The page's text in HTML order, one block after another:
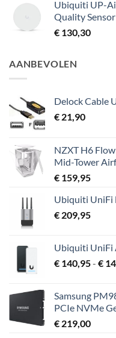
Ubiquiti UP-
Quality Sensor
€ 130,30
AANBEVOLEN
Delock Cable
€ 21,90
NZXT H6
Mid-Tower
€ 159,95
Ubiquiti UniFi
€ 209,95
Ubiquiti UniFi
€ 140,95- €
Samsung
PCIe NVMe
€ 219,00